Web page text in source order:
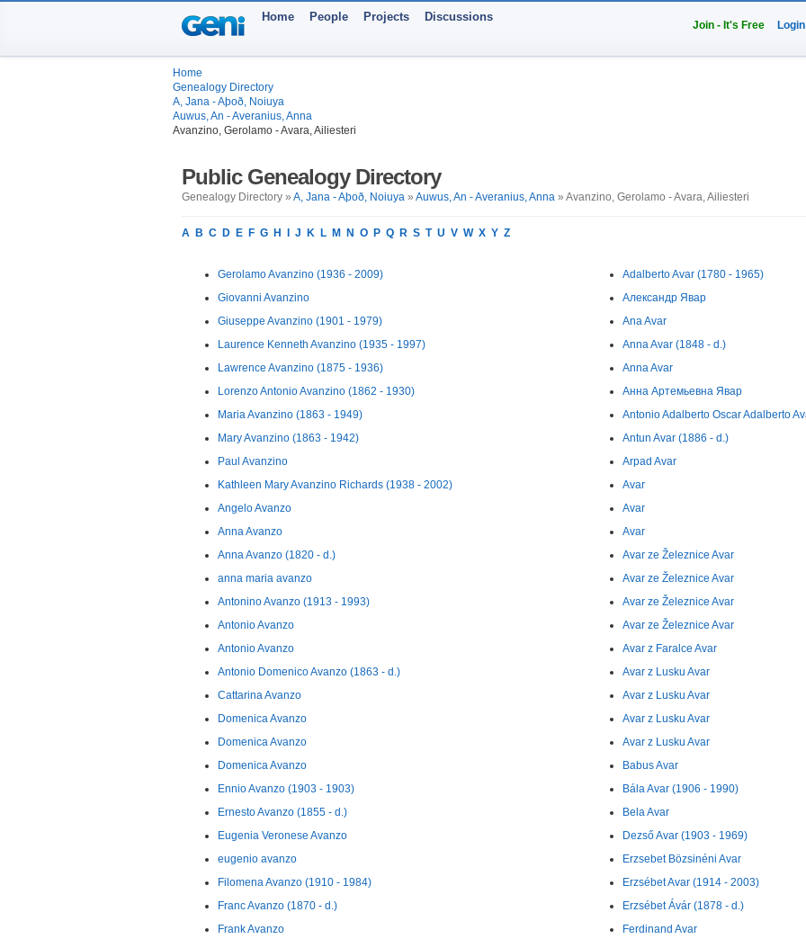
Join - It's Free Login
Home People Projects Discussions
Home
Genealogy Directory
A, Jana - Aþoð, Noiuya
Auwus, An - Averanius, Anna
Avanzino, Gerolamo - Avara, Ailiesteri
Public Genealogy Directory
Genealogy Directory » A, Jana - Aþoð, Noiuya » Auwus, An - Averanius, Anna » Avanzino, Gerolamo - Avara, Ailiesteri
A B C D E F G H J K L M N O P Q R S T U V W X Y Z
Gerolamo Avanzino (1936 - 2009)
Giovanni Avanzino
Giuseppe Avanzino (1901 - 1979)
Laurence Kenneth Avanzino (1935 - 1997)
Lawrence Avanzino (1875 - 1936)
Lorenzo Antonio Avanzino (1862 - 1930)
Maria Avanzino (1863 - 1949)
Mary Avanzino (1863 - 1942)
Paul Avanzino
Kathleen Mary Avanzino Richards (1938 - 2002)
Angelo Avanzo
Anna Avanzo
Anna Avanzo (1820 - d.)
anna maria avanzo
Antonino Avanzo (1913 - 1993)
Antonio Avanzo
Antonio Avanzo
Antonio Domenico Avanzo (1863 - d.)
Cattarina Avanzo
Domenica Avanzo
Domenica Avanzo
Domenica Avanzo
Ennio Avanzo (1903 - 1903)
Ernesto Avanzo (1855 - d.)
Eugenia Veronese Avanzo
eugenio avanzo
Filomena Avanzo (1910 - 1984)
Franc Avanzo (1870 - d.)
Frank Avanzo
Adalberto Avar (1780 - 1965)
Александр Явар
Ana Avar
Anna Avar (1848 - d.)
Anna Avar
Анна Артемьевна Явар
Antonio Adalberto Oscar Adalberto
Antun Avar (1886 - d.)
Arpad Avar
Avar
Avar
Avar
Avar ze Železnice Avar
Avar ze Železnice Avar
Avar ze Železnice Avar
Avar ze Železnice Avar
Avar z Faralce Avar
Avar z Lusku Avar
Avar z Lusku Avar
Avar z Lusku Avar
Avar z Lusku Avar
Babus Avar
Bála Avar (1906 - 1990)
Bela Avar
Dezső Avar (1903 - 1969)
Erzsebet Bözsinéni Avar
Erzsébet Avar (1914 - 2003)
Erzsébet Ávár (1878 - d.)
Ferdinand Avar